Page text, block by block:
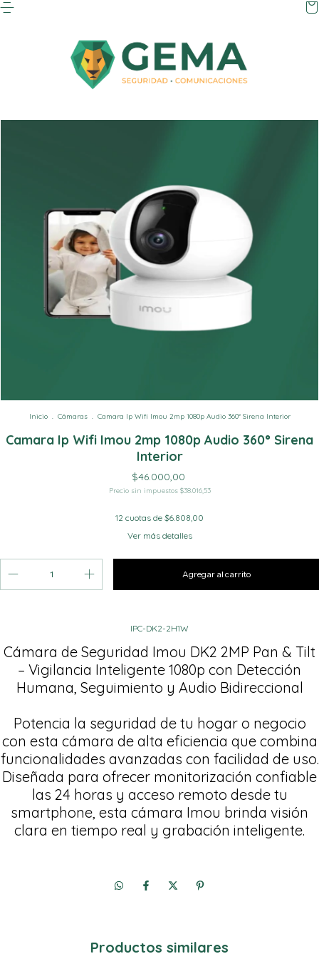
Inicio . Cámaras . Camara Ip Wifi Imou 2mp 1080p Audio 360° Sirena Interior
Camara Ip Wifi Imou 2mp 1080p Audio 360° Sirena
Interior
$46.000,00
Precio sin impuestos $38.016,53
12 cuotas de $6.808,00
Ver más detalles
IPC-DK2-2H1W
Cámara de Seguridad Imou DK2 2MP Pan & Tilt
– Vigilancia Inteligente 1080p con Detección
Humana, Seguimiento y Audio Bidireccional
Potencia la seguridad de tu hogar o negocio
con esta cámara de alta eficiencia que combina
funcionalidades avanzadas con facilidad de uso.
Diseñada para ofrecer monitorización confiable
las 24 horas y acceso remoto desde tu
smartphone, esta cámara Imou brinda visión
Productos similares